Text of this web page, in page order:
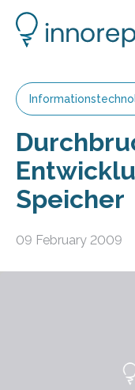
Speicher
09 February 2009